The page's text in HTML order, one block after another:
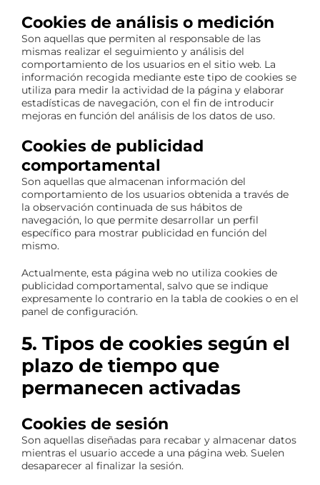
Cookies de análisis o medición
Son aquellas que permiten al responsable de las
mismas realizar el seguimiento y análisis del
comportamiento de los usuarios en el sitio web. La
información recogida mediante este tipo de cookies se
utiliza para medir la actividad de la página y elaborar
estadísticas de navegación, con el fin de introducir
mejoras en función del análisis de los datos de uso.
Cookies de publicidad
comportamental
Son aquellas que almacenan información del
comportamiento de los usuarios obtenida a través de
la observación continuada de sus hábitos de
navegación, lo que permite desarrollar un perfil
específico para mostrar publicidad en función del
mismo.
Actualmente, esta página web no utiliza cookies de
publicidad comportamental, salvo que se indique
expresamente lo contrario en la tabla de cookies o en el
panel de configuración.
5. Tipos de cookies según el
plazo de tiempo que
permanecen activadas
Cookies de sesión
Son aquellas diseñadas para recabar y almacenar datos
mientras el usuario accede a una página web. Suelen
desaparecer al finalizar la sesión.